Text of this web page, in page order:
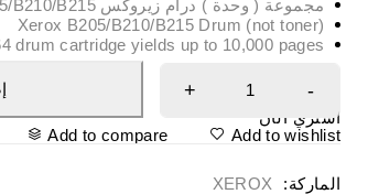
مجموعة ( وحدة ) درام زيروكس B205/B210/B215
Xerox B205/B210/B215 Drum (not toner)
drum cartridge yields up to 10,000 pages
اشتري الآن
Add to wishlist
Add to compare
الماركة:
XEROX